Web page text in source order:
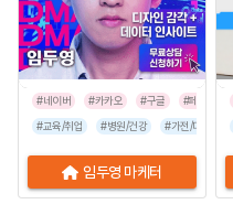
#네이버 #카카오 #구글 #페이스북
#교육/취업
#병원/건강 #가전/디지털
임두영 마케터